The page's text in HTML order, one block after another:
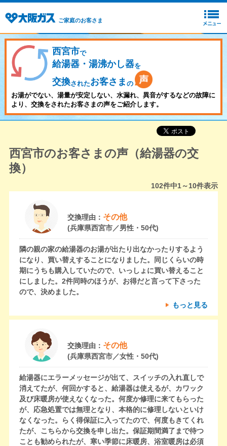
ご家庭のお客さま
西宮市で
給湯器・湯沸かし器を
交換されたお客さま の
お湯がでない、湯量が安定しない、水漏れ、異音がするなどの故障に
より、交換をされたお客さまの声をご紹介します。
西宮市のお客さまの声（給湯器の交
換）
102件中1～10件表示
交換理由： その他
(兵庫県西宮市／男性・50代)
隣の親の家の給湯器のお湯が出たり出なかったりするよう
になり、買い替えすることになりました。同じくらいの時
期にうちも購入していたので、いっしょに買い替えること
にしました。2件同時のほうが、お得だと言って下さった
ので、決めました。
もっと見る
交換理由： その他
(兵庫県西宮市／女性・50代)
給湯器にエラーメッセージが出て、スイッチの入れ直しで
消えてたが、何回かすると、給湯器は使えるが、カワック
及び床暖房が使えなくなった。何度か修理に来てもらった
が、応急処置では無理となり、本格的に修理しないといけ
なくなった。らく得保証に入ってたので、何度もきてくれ
たが、こちらから交換を申し出た。保証期間満了まで待つ
ことも勧められたが、寒い季節に床暖房、浴室暖房は必須